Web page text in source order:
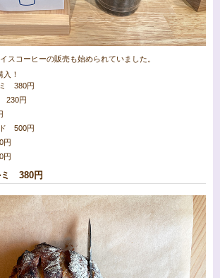
スコーヒーの販売も始められていました。
！
ミ 380円
230円
ド 500円
円
円
ミ 380円